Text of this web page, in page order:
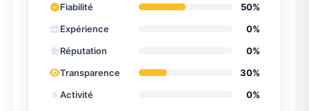
Fiabilité
50%
Expérience
0%
Réputation
0%
Transparence
30%
Activité
0%